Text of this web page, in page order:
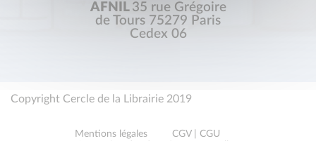
AFNIL 35 rue Grégoire
de Tours 75279 Paris
Cedex 06
Copyright Cercle de la Librairie 2019
Mentions légales
CGV | CGU